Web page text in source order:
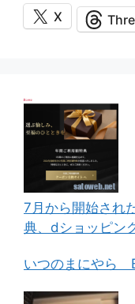
X
7月から開始され
典、dショッピン
いつのまにやら